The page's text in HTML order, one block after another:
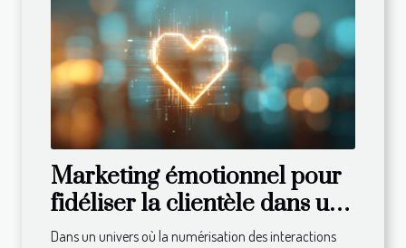
Marketing émotionnel pour
fidéliser la clientèle dans un
monde numérique
Dans un univers où la numérisation des interactions